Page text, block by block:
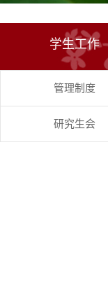
学生工作
管理制度
研究生会